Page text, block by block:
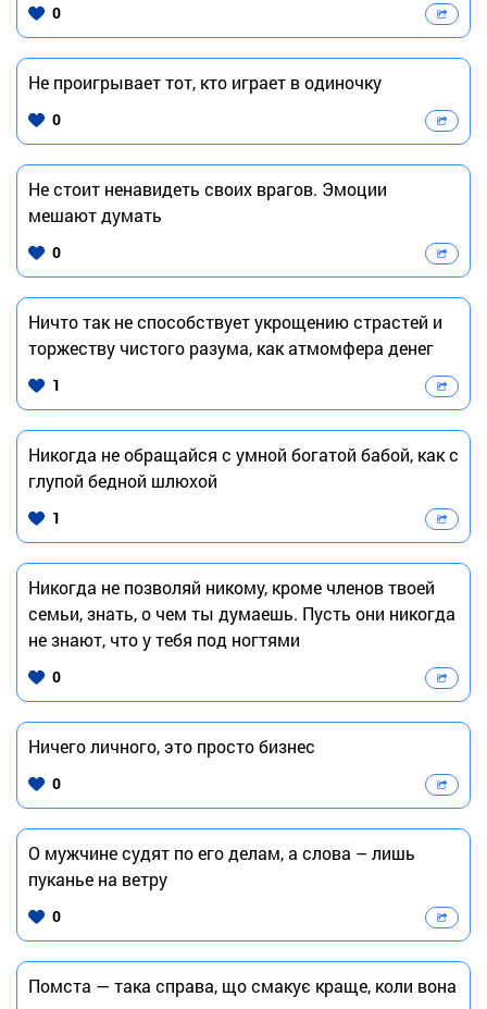
0
Не проигрывает тот, кто играет в одиночку
0
Не стоит ненавидеть своих врагов. Эмоции
мешают думать
0
Ничто так не способствует укрощению страстей и
торжеству чистого разума, как атмомфера денег
1
Никогда не обращайся с умной богатой бабой, как с
глупой бедной шлюхой
1
Никогда не позволяй никому, кроме членов твоей
семьи, знать, о чем ты думаешь. Пусть они никогда
не знают, что у тебя под ногтями
0
Ничего личного, это просто бизнес
0
О мужчине судят по его делам, а слова – лишь
пуканье на ветру
0
Помста — така справа, що смакує краще, коли вона